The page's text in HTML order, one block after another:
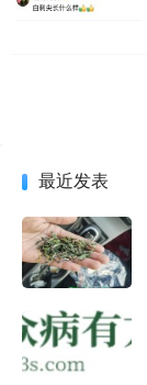
最近发表